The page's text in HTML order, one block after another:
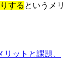
する というメリ
ットと課題、